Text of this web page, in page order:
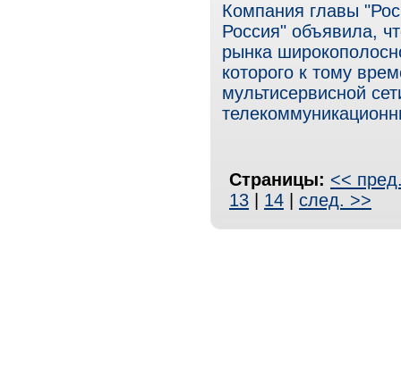
Компания главы
Россия" объявила,
рынка
которого к тому
мультисервисной
Страницы: <<
13
14 след. >>